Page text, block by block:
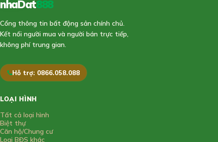
nhaDat888
Cổng thông tin bất động sản chính chủ.
Kết nối người mua và người bán trực tiếp,
không phí trung gian.
Hỗ trợ: 0866.058.088
LOẠI HÌNH
Tất cả loại hình
Biệt thự
Căn hộ/Chung cư
Loại BĐS khác